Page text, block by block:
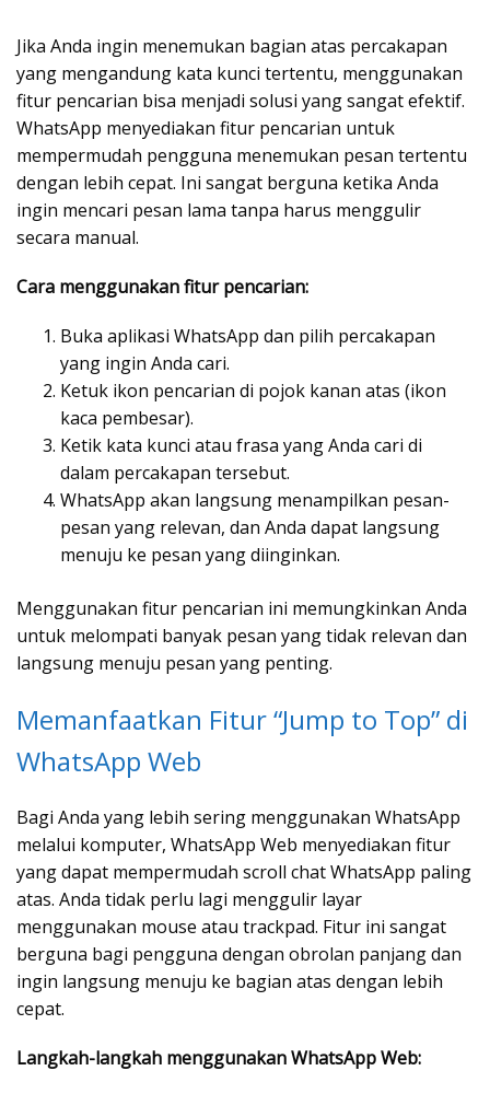
Jika Anda ingin menemukan bagian atas percakapan
yang mengandung kata kunci tertentu, menggunakan
fitur pencarian bisa menjadi solusi yang sangat efektif.
WhatsApp menyediakan fitur pencarian untuk
mempermudah pengguna menemukan pesan tertentu
dengan lebih cepat. Ini sangat berguna ketika Anda
ingin mencari pesan lama tanpa harus menggulir
secara manual.
Cara menggunakan fitur pencarian:
Buka aplikasi WhatsApp dan pilih percakapan
yang ingin Anda cari.
Ketuk ikon pencarian di pojok kanan atas (ikon
kaca pembesar).
Ketik kata kunci atau frasa yang Anda cari di
dalam percakapan tersebut.
WhatsApp akan langsung menampilkan pesan-
pesan yang relevan, dan Anda dapat langsung
menuju ke pesan yang diinginkan.
Menggunakan fitur pencarian ini memungkinkan Anda
untuk melompati banyak pesan yang tidak relevan dan
langsung menuju pesan yang penting.
Memanfaatkan Fitur “Jump to Top” di
WhatsApp Web
Bagi Anda yang lebih sering menggunakan WhatsApp
melalui komputer, WhatsApp Web menyediakan fitur
yang dapat mempermudah scroll chat WhatsApp paling
atas. Anda tidak perlu lagi menggulir layar
menggunakan mouse atau trackpad. Fitur ini sangat
berguna bagi pengguna dengan obrolan panjang dan
ingin langsung menuju ke bagian atas dengan lebih
cepat.
Langkah-langkah menggunakan WhatsApp Web: